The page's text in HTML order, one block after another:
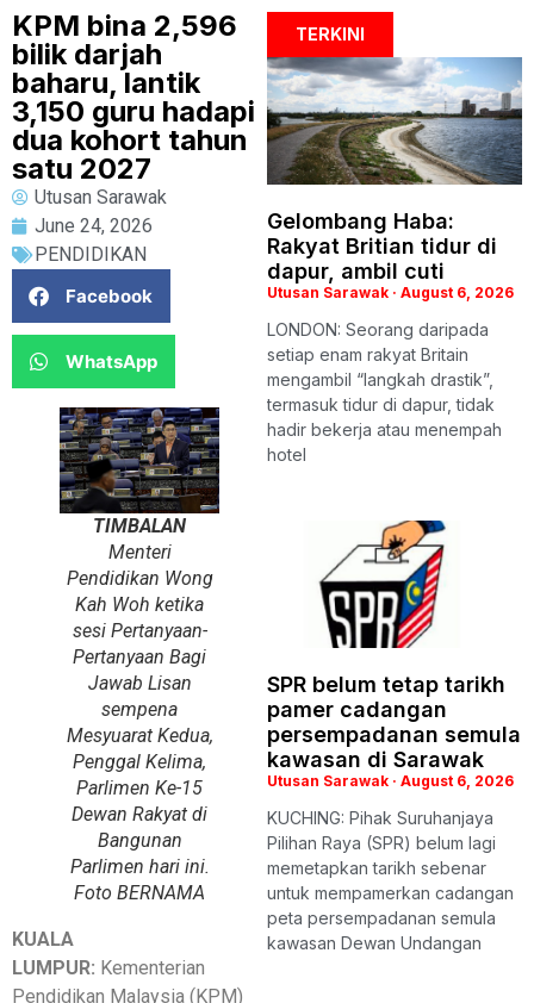
KPM bina 2,596
bilik darjah
baharu, lantik
3,150 guru hadapi
dua kohort tahun
satu 2027
Utusan Sarawak
June 24, 2026
PENDIDIKAN
Facebook
WhatsApp
TIMBALAN
Menteri
Pendidikan Wong
Kah Woh ketika
sesi Pertanyaan-
Pertanyaan Bagi
Jawab Lisan
sempena
Mesyuarat Kedua,
Penggal Kelima,
Parlimen Ke-15
Dewan Rakyat di
Bangunan
Parlimen hari ini.
Foto BERNAMA
KUALA
LUMPUR: Kementerian
Pendidikan Malaysia (KPM)
TERKINI
Gelombang Haba:
Rakyat Britian tidur di
dapur, ambil cuti
Utusan Sarawak August 6, 2026
LONDON: Seorang daripada
setiap enam rakyat Britain
mengambil “langkah drastik”,
termasuk tidur di dapur, tidak
hadir bekerja atau menempah
hotel
SPR belum tetap tarikh
pamer cadangan
persempadanan semula
kawasan di Sarawak
Utusan Sarawak August 6, 2026
KUCHING: Pihak Suruhanjaya
Pilihan Raya (SPR) belum lagi
memetapkan tarikh sebenar
untuk mempamerkan cadangan
peta persempadanan semula
kawasan Dewan Undangan